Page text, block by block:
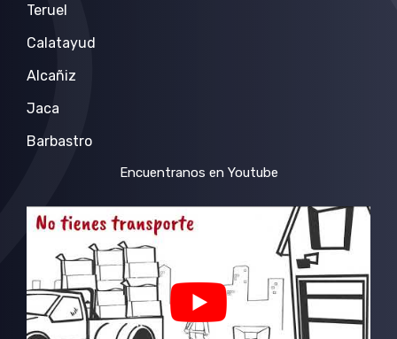
Teruel
Calatayud
Alcañiz
Jaca
Barbastro
Encuentranos en Youtube